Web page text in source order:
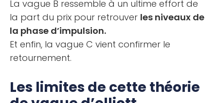
La vague B ressemble à un ultime effort de
la part du prix pour retrouver les niveaux de
la phase d’impulsion.
Et enfin, la vague C vient confirmer le
retournement.
Les limites de cette théorie